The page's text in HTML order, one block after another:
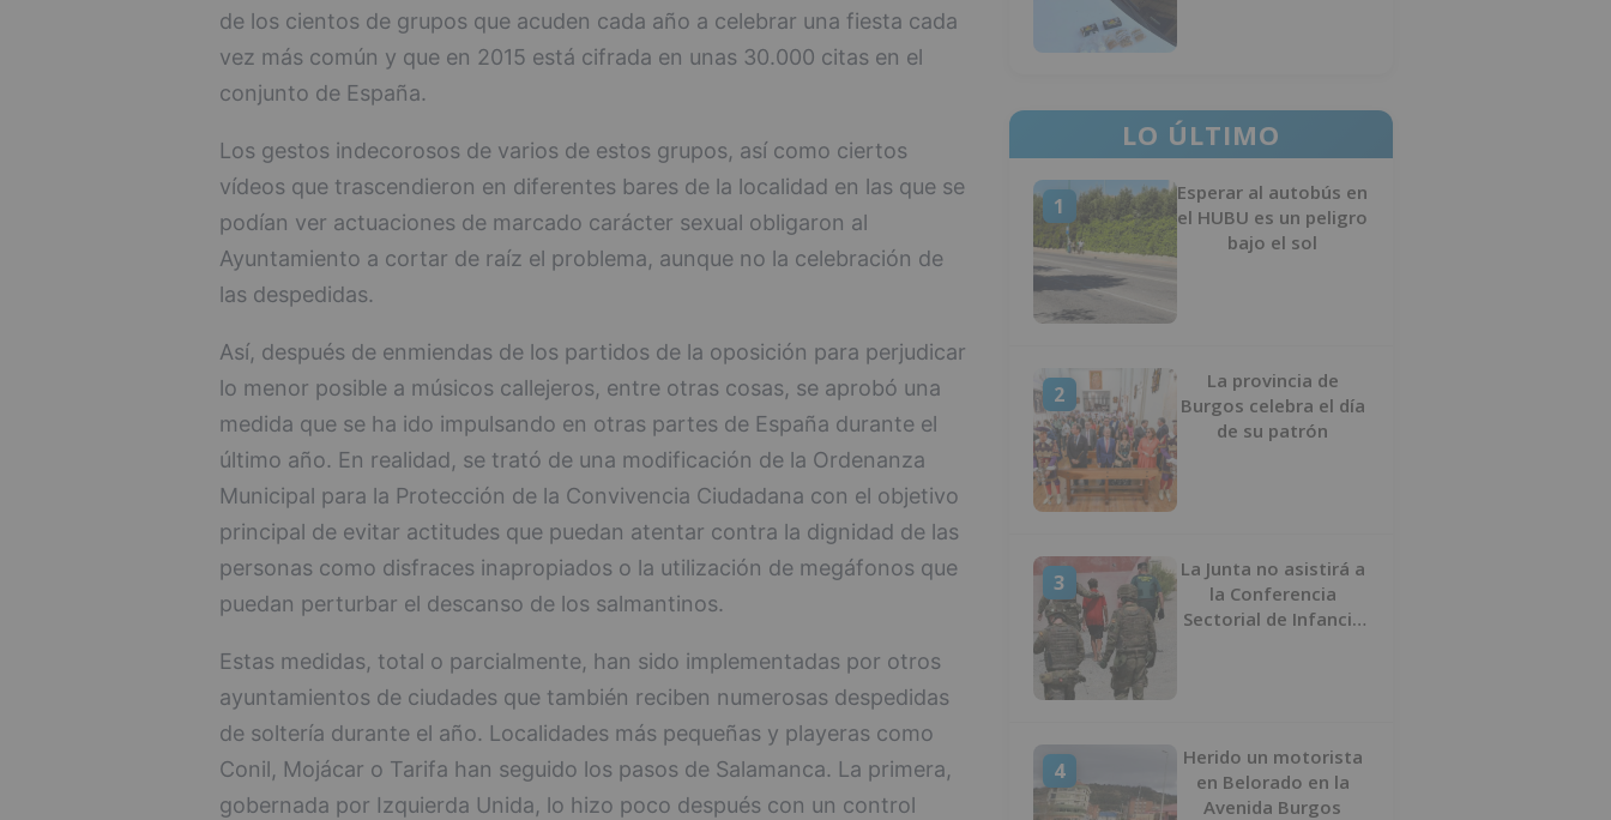
de los cientos de grupos que acuden cada año a celebrar una fiesta cada
vez más común y que en 2015 está cifrada en unas 30.000 citas en el
conjunto de España.
Los gestos indecorosos de varios de estos grupos, así como ciertos
vídeos que trascendieron en diferentes bares de la localidad en las que se
podían ver actuaciones de marcado carácter sexual obligaron al
Ayuntamiento a cortar de raíz el problema, aunque no la celebración de
las despedidas.
Así, después de enmiendas de los partidos de la oposición para perjudicar
lo menor posible a músicos callejeros, entre otras cosas, se aprobó una
medida que se ha ido impulsando en otras partes de España durante el
último año. En realidad, se trató de una modificación de la Ordenanza
Municipal para la Protección de la Convivencia Ciudadana con el objetivo
principal de evitar actitudes que puedan atentar contra la dignidad de las
personas como disfraces inapropiados o la utilización de megáfonos que
puedan perturbar el descanso de los salmantinos.
Estas medidas, total o parcialmente, han sido implementadas por otros
ayuntamientos de ciudades que también reciben numerosas despedidas
de soltería durante el año. Localidades más pequeñas y playeras como
Conil, Mojácar o Tarifa han seguido los pasos de Salamanca. La primera,
gobernada por Izquierda Unida, lo hizo poco después con un control
LO ÚLTIMO
1
Esperar al autobús en
el HUBU es un peligro
bajo el sol
2
La provincia de
Burgos celebra el día
de su patrón
3
La Junta no asistirá a
la Conferencia
Sectorial de Infancia
4
Herido un motorista
en Belorado en la
Avenida Burgos